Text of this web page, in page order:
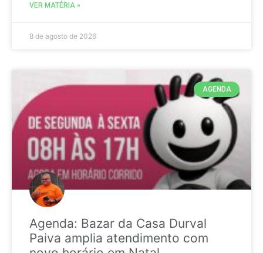
VER MATÉRIA »
8 de agosto de 2026
AGENDA
Agenda: Bazar da Casa Durval
Paiva amplia atendimento com